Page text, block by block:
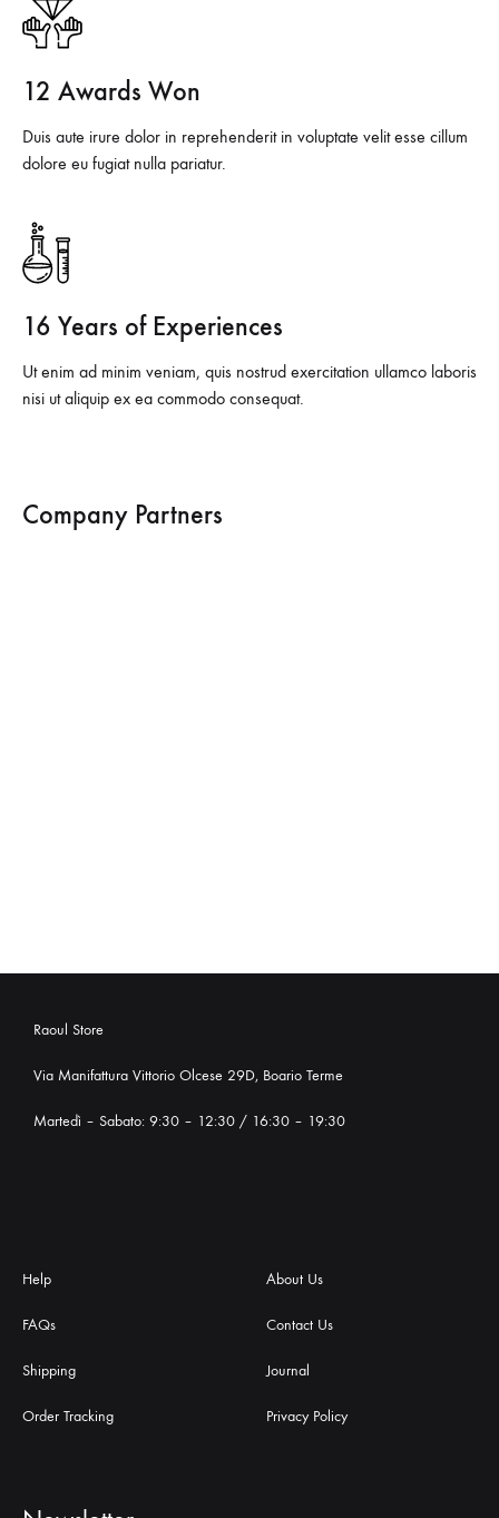
12 Awards Won
Duis aute irure dolor in reprehenderit in voluptate velit esse cillum
dolore eu fugiat nulla pariatur.
16 Years of Experiences
Ut enim ad minim veniam, quis nostrud exercitation ullamco laboris
nisi ut aliquip ex ea commodo consequat.
Company Partners
Raoul Store
Via Manifattura Vittorio Olcese 29D, Boario Terme
Martedì – Sabato: 9:30 – 12:30 / 16:30 – 19:30
Help
FAQs
Shipping
Order Tracking
About Us
Contact Us
Journal
Privacy Policy